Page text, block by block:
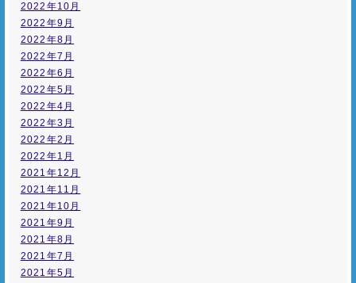
2022年10月
2022年9月
2022年8月
2022年7月
2022年6月
2022年5月
2022年4月
2022年3月
2022年2月
2022年1月
2021年12月
2021年11月
2021年10月
2021年9月
2021年8月
2021年7月
2021年5月